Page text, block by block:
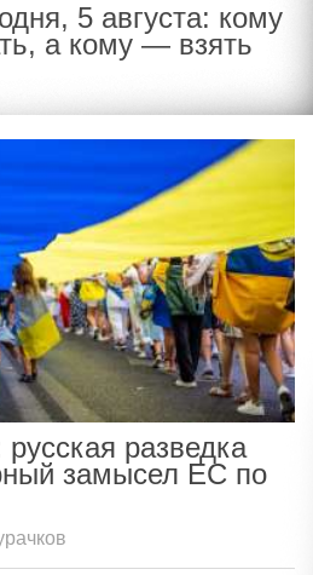
5 августа: кому
а кому — взять
разведка
замысел ЕС по